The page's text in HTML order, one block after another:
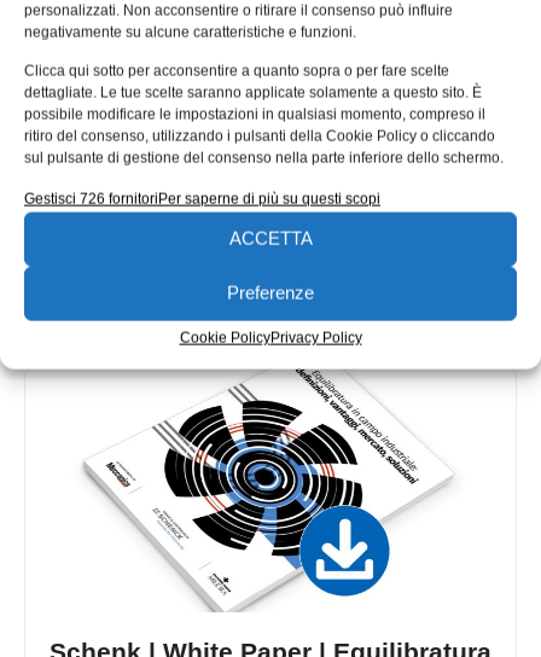
personalizzati. Non acconsentire o ritirare il consenso può influire
negativamente su alcune caratteristiche e funzioni.
Clicca qui sotto per acconsentire a quanto sopra o per fare scelte
dettagliate. Le tue scelte saranno applicate solamente a questo sito. È
possibile modificare le impostazioni in qualsiasi momento, compreso il
ritiro del consenso, utilizzando i pulsanti della Cookie Policy o cliccando
sul pulsante di gestione del consenso nella parte inferiore dello schermo.
Gestisci 726 fornitoriPer saperne di più su questi scopi
ACCETTA
Preferenze
Cookie PolicyPrivacy Policy
Analisi delle scorie antiche: nuove
prospettive sulla metallurgia
Circa 5.000 anni fa, le popolazioni stanziate nell’attuale
Iran iniziarono a estrarre il rame direttamente dalla
12/01/2026